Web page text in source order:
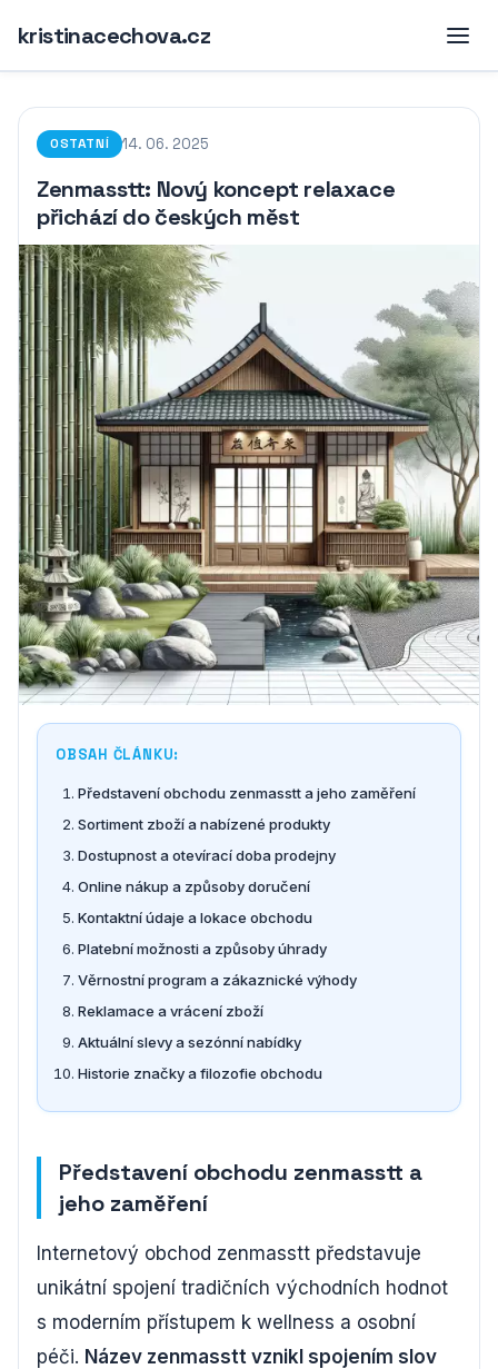
kristinacechova.cz
OSTATNÍ 14. 06. 2025
Zenmasstt: Nový koncept relaxace
přichází do českých měst
OBSAH ČLÁNKU:
Představení obchodu zenmasstt a jeho zaměření
Sortiment zboží a nabízené produkty
Dostupnost a otevírací doba prodejny
Online nákup a způsoby doručení
Kontaktní údaje a lokace obchodu
Platební možnosti a způsoby úhrady
Věrnostní program a zákaznické výhody
Reklamace a vrácení zboží
Aktuální slevy a sezónní nabídky
Historie značky a filozofie obchodu
Představení obchodu zenmasstt a
jeho zaměření
Internetový obchod zenmasstt představuje
unikátní spojení tradičních východních hodnot
s moderním přístupem k wellness a osobní
péči. Název zenmasstt vznikl spojením slov